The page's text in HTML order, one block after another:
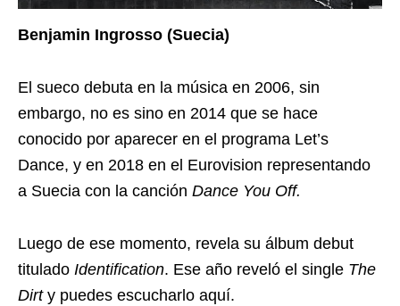
Benjamin Ingrosso (Suecia)
El sueco debuta en la música en 2006, sin
embargo, no es sino en 2014 que se hace
conocido por aparecer en el programa Let’s
Dance, y en 2018 en el Eurovision representando
a Suecia con la canción Dance You Off.
Luego de ese momento, revela su álbum debut
titulado Identification. Ese año reveló el single The
Dirt y puedes escucharlo aquí.